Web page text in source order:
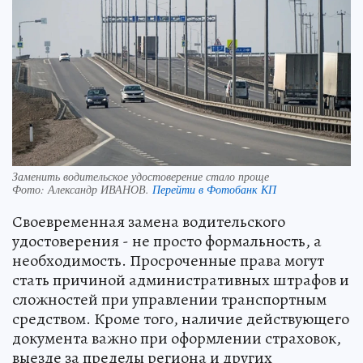
Заменить водительское удостоверение стало проще
Фото:Александр ИВАНОВ. Перейти в Фотобанк КП
Своевременная замена водительского
удостоверения - не просто формальность, а
необходимость. Просроченные права могут
стать причиной административных штрафов и
сложностей при управлении транспортным
средством. Кроме того, наличие действующего
документа важно при оформлении страховок,
выезде за пределы региона и других